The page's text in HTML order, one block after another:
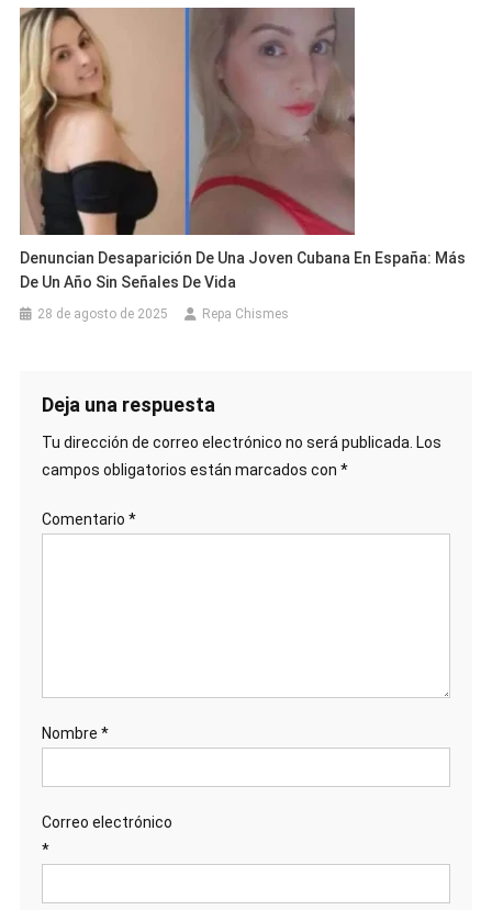
Denuncian Desaparición De Una Joven Cubana En España: Más
De Un Año Sin Señales De Vida
28 de agosto de 2025 Repa Chismes
Deja una respuesta
Tu dirección de correo electrónico no será publicada. Los
campos obligatorios están marcados con *
Comentario *
Nombre *
Correo electrónico
*